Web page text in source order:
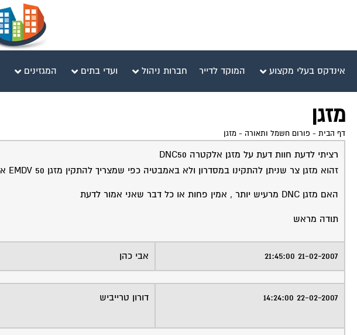
אינדקס בעלי מקצוע המוקד לדייר חברות ניהול ועדי בתים המגזינים
מזגן
דף הבית - פורום חשמל ותאורה - מזגן
רציתי לדעת חוות דעת על מזגן אלקטרה DNC50
זהוא מזגן צר שניתן להתקינו במסדרון ולא באמבטיה כפי שמצריך להתקין מזגן EMDV 50 אצלי בדירה.
האם מזגן DNC מרעיש יותר , אמין פחות או כל דבר שאני אמור לדעת
תודה מראש
21-02-2007 21:45:00 אבי כהן
22-02-2007 14:24:00 דורון טרייביש